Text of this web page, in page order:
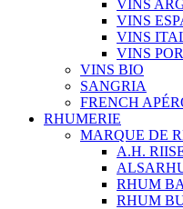
VINS
VINS
VINS
VINS
VINS BIO
SANGRIA
FRENCH
RHUMERIE
MARQUE DE
A.H.
RHUM
RHUM